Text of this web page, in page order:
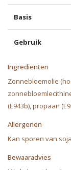
Basis
Gebruik
Ingredienten
Zonnebloemolie
(E943b), propaan
Allergenen
Kan sporen van
Bewaaradvies